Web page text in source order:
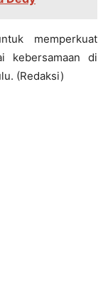
memperkuat
kebersamaan di
(Redaksi)